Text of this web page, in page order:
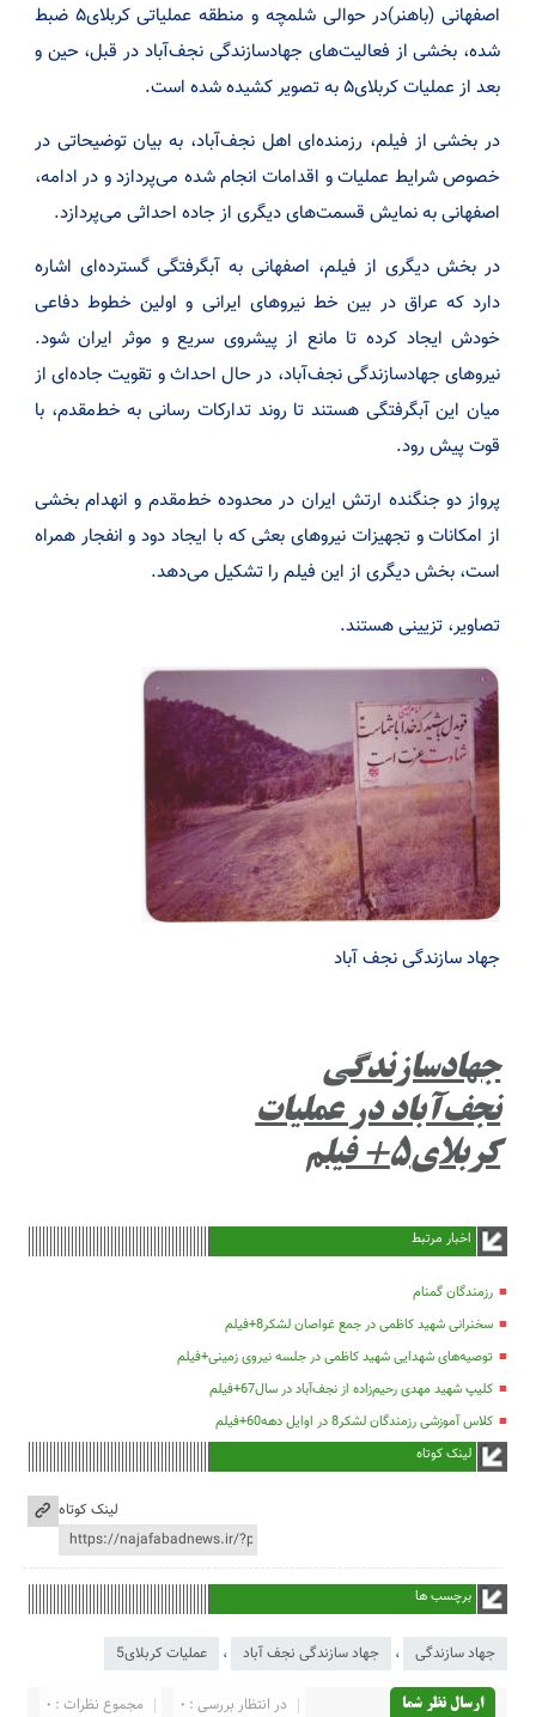
اصفهانی (باهنر)در حوالی شلمچه و منطقه عملیاتی کربلای۵ ضبط
شده، بخشی از فعالیت‌های جهاد‌سازندگی نجف‌آباد در قبل، حین و
بعد از عملیات کربلای۵ به تصویر کشیده شده است.
در بخشی از فیلم، رزمنده‌ای اهل نجف‌آباد، به بیان توضیحاتی در
خصوص شرایط عملیات و اقدامات انجام شده می‌پردازد و در ادامه،
اصفهانی به نمایش قسمت‌های دیگری از جاده احداثی می‌پردازد.
در بخش دیگری از فیلم، اصفهانی به آبگرفتگی گسترده‌ای اشاره
دارد که عراق در بین خط نیروهای ایرانی و اولین خطوط دفاعی
خودش ایجاد کرده تا مانع از پیشروی سریع و موثر ایران شود.
نیروهای جهادسازندگی نجف‌آباد، در حال احداث و تقویت جاده‌ای از
میان این آبگرفتگی هستند تا روند تدارکات رسانی به خط‌مقدم، با
قوت پیش رود.
پرواز دو جنگنده ارتش ایران در محدوده خط‌مقدم و انهدام بخشی
از امکانات و تجهیزات نیروهای بعثی که با ایجاد دود و انفجار همراه
است، بخش دیگری از این فیلم را تشکیل می‌دهد.
تصاویر، تزیینی هستند.
جهاد سازندگی نجف آباد
جهادسازندگی
نجف‌آباد در عملیات
کربلای۵+ فیلم
اخبار مرتبط
رزمندگان گمنام
سخنرانی شهید کاظمی در جمع غواصان لشکر8+فیلم
توصیه‌های شهدایی شهید کاظمی در جلسه نیروی زمینی+فیلم
کلیپ شهید مهدی رحیم‌زاده از نجف‌آباد در سال67+فیلم
کلاس آموزشی رزمندگان لشکر8 در اوایل دهه60+فیلم
لینک کوتاه
لینک کوتاه
برچسب ها
جهاد سازندگی ، جهاد سازندگی نجف آباد ، عملیات کربلای5
ارسال نظر شما مجموع نظرات : 0 در انتظار بررسی : 0